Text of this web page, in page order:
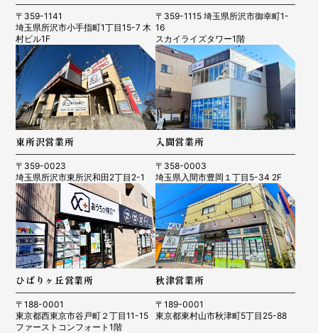
〒359-1141
埼玉県所沢市小手指町1丁目15-7 木
村ビル1F
〒359-1115 埼玉県所沢市御幸町1-
16
スカイライズタワー1階
東所沢営業所
〒359-0023
埼玉県所沢市東所沢和田2丁目2-1
入間営業所
〒358-0003
埼玉県入間市豊岡１丁目5-34 2F
ひばりヶ丘営業所
〒188-0001
東京都西東京市谷戸町２丁目11-15
ファーストコンフォート1階
秋津営業所
〒189-0001
東京都東村山市秋津町5丁目25-88